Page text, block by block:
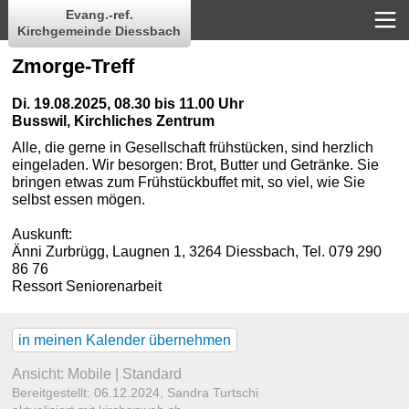
Evang.-ref.
Kirchgemeinde Diessbach
Zmorge-Treff
Di. 19.08.2025, 08.30 bis 11.00 Uhr
Busswil, Kirchliches Zentrum
Alle, die gerne in Gesellschaft frühstücken, sind herzlich
eingeladen. Wir besorgen: Brot, Butter und Getränke. Sie
bringen etwas zum Frühstückbuffet mit, so viel, wie Sie
selbst essen mögen.
Auskunft:
Änni Zurbrügg, Laugnen 1, 3264 Diessbach, Tel. 079 290
86 76
Ressort Seniorenarbeit
in meinen Kalender übernehmen
Ansicht: Mobile Standard
Bereitgestellt: 06.12.2024, Sandra Turtschi